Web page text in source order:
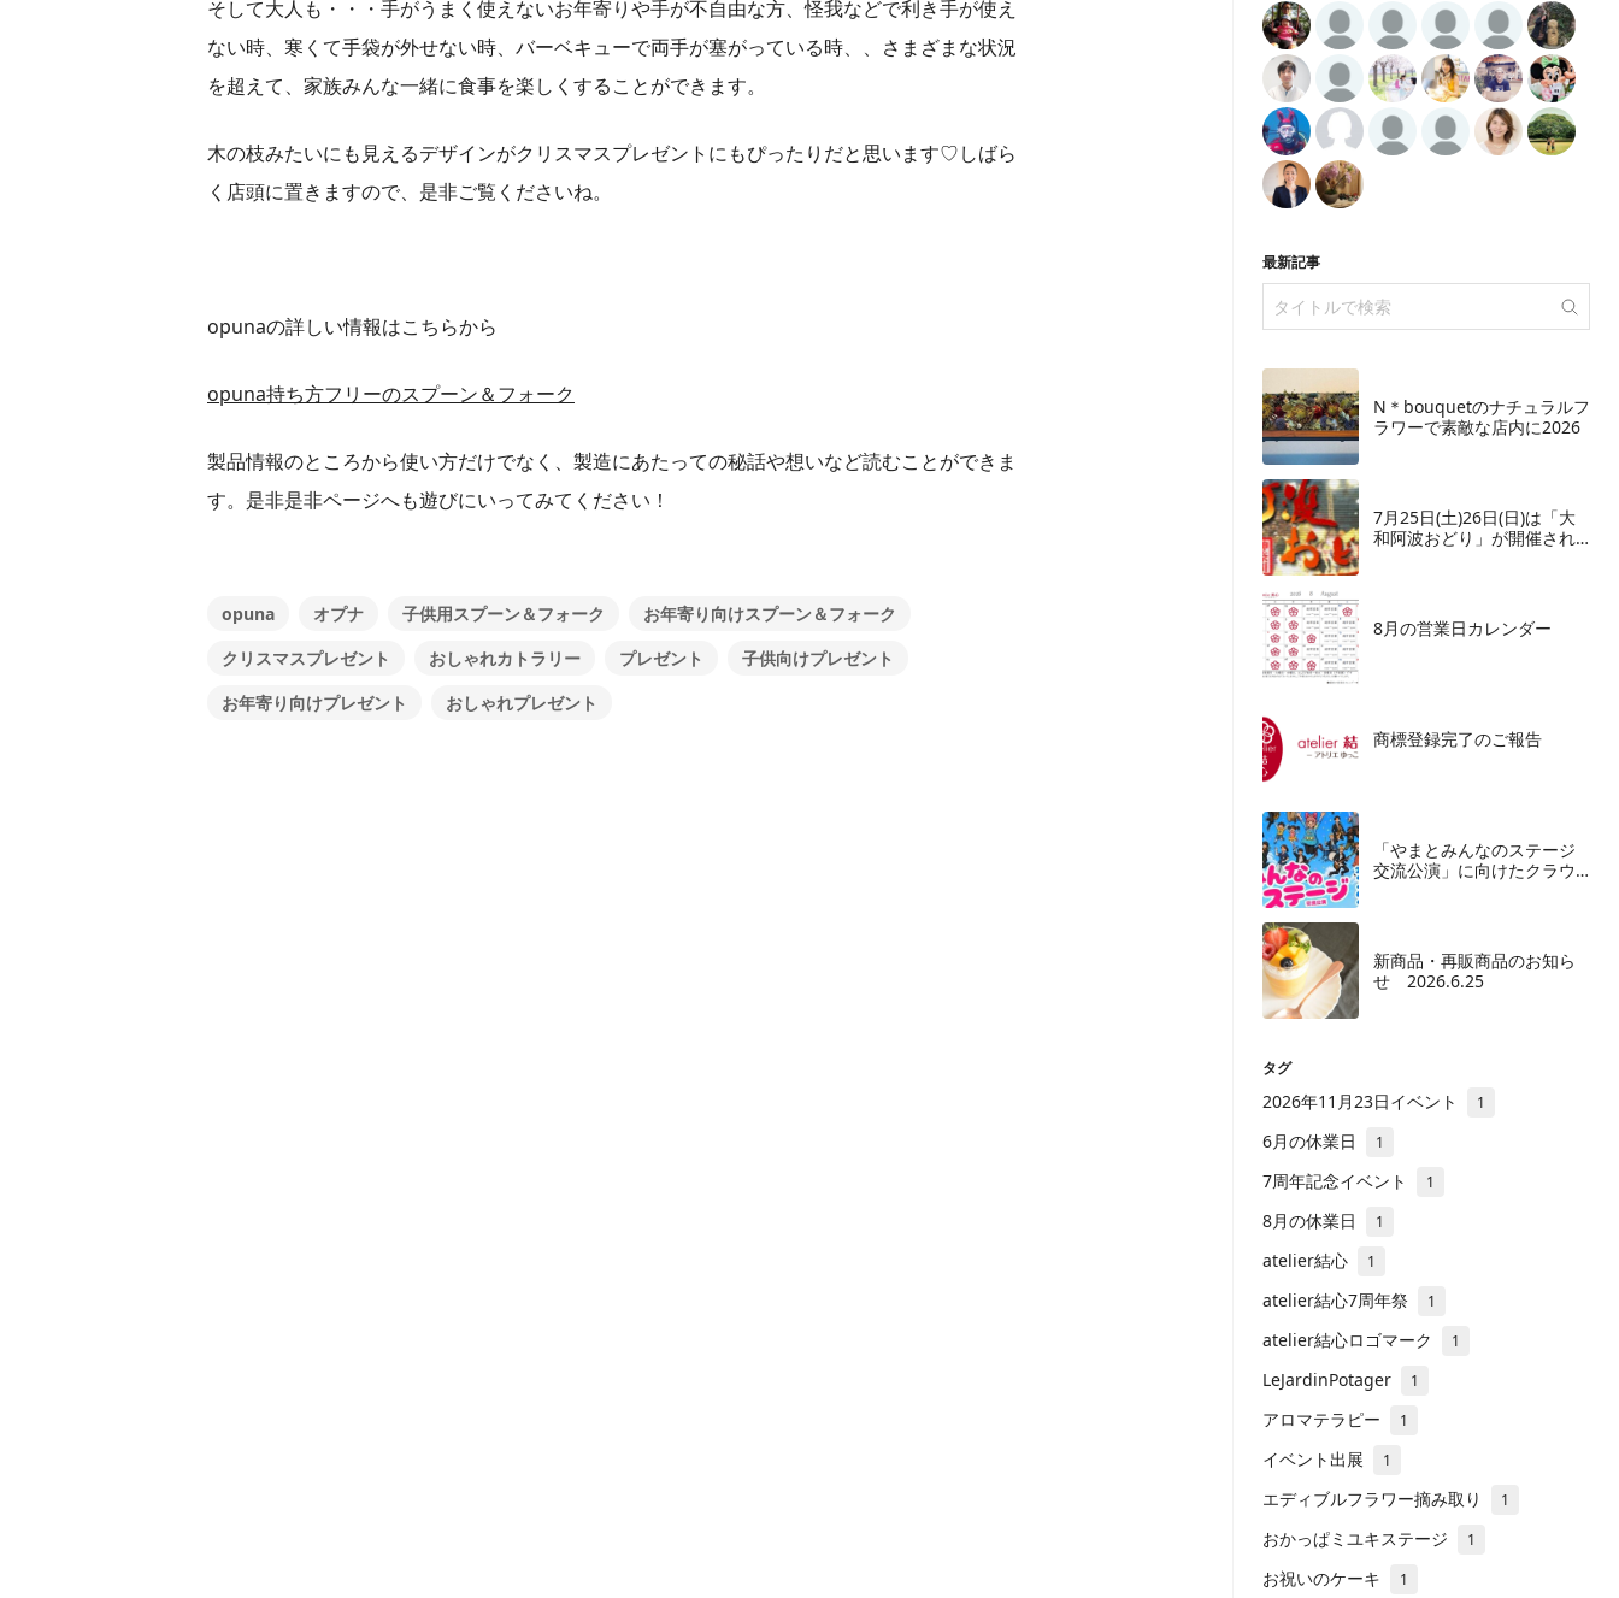
そして大人も・・・手がうまく使えないお年寄りや手が不自由な方、怪我などで利き手が使え
ない時、寒くて手袋が外せない時、バーベキューで両手が塞がっている時、、さまざまな状況
を超えて、家族みんな一緒に食事を楽しくすることができます。
木の枝みたいにも見えるデザインがクリスマスプレゼントにもぴったりだと思います♡しばら
く店頭に置きますので、是非ご覧くださいね。
opunaの詳しい情報はこちらから
opuna持ち方フリーのスプーン＆フォーク
製品情報のところから使い方だけでなく、製造にあたっての秘話や想いなど読むことができま
す。是非是非ページへも遊びにいってみてください！
opuna オプナ 子供用スプーン＆フォーク
お年寄り向けスプーン＆フォーク
クリスマスプレゼント
おしゃれカトラリー プレゼント
子供向けプレゼント
お年寄り向けプレゼント
おしゃれプレゼント
最新記事
N＊bouquetのナチュラルフ
ラワーで素敵な店内に2026
7月25日(土)26日(日)は「大
和阿波おどり」が開催され
8月の営業日カレンダー
商標登録完了のご報告
「やまとみんなのステージ
交流公演」に向けたクラウ
新商品・再販商品のお知ら
せ 2026.6.25
タグ
2026年11月23日イベント 1
6月の休業日 1
7周年記念イベント 1
8月の休業日 1
atelier結心 1
atelier結心7周年祭 1
atelier結心ロゴマーク 1
LeJardinPotager 1
アロマテラピー 1
イベント出展 1
エディブルフラワー摘み取り 1
おかっぱミユキステージ 1
お祝いのケーキ 1